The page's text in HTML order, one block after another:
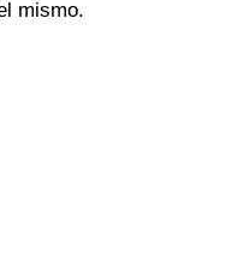
mismo.